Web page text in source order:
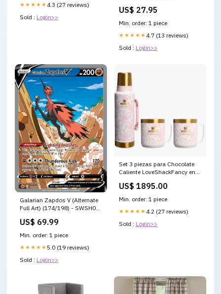
★★★★★ 4.3 (27 reviews)
Sold : Login>>
US$ 27.95
Min. order: 1 piece
★★★★★ 4.7 (13 reviews)
Sold : Login>>
Galarian Zapdos V (Alternate
Full Art) (174/198) - SWSH06:
US$ 69.99
Min. order: 1 piece
★★★★★5.0 (19 reviews)
Sold : Login>>
Set 3 piezas para Chocolate
Caliente LoveShackFancy en
Venta" Owala FreeSip
US$ 1895.00
Min. order: 1 piece
★★★★★ 4.2 (27 reviews)
Sold : Login>>